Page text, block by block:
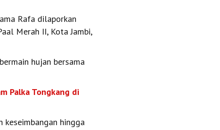
Rafa dilaporkan
Merah II, Kota Jambi,
hujan bersama
Palka Tongkang di
keseimbangan hingga